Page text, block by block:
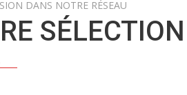
DANS NOTRE RÉSEAU
SÉLECTION